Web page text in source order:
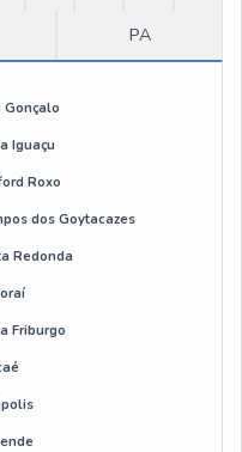
eletrica
e pontes rolantes
PA
Gonçalo
Iguaçu
Roxo
dos Goytacazes
Redonda
Friburgo